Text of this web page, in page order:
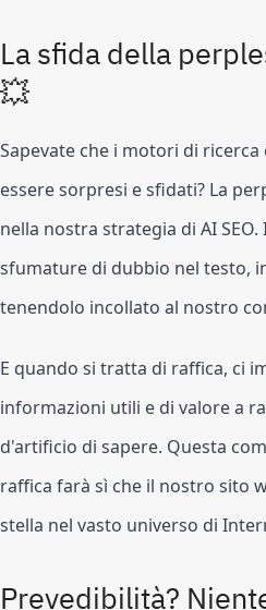
La sfida della
💥
Sapevate che i motori di
essere sorpresi e sfidati? La
nella nostra strategia di AI
sfumature di dubbio nel testo,
tenendolo incollato al nostro
E quando si tratta di raffica, ci
informazioni utili e di valore a
d'artificio di sapere. Questa
raffica farà sì che il nostro sito
stella nel vasto universo di
Prevedibilità?